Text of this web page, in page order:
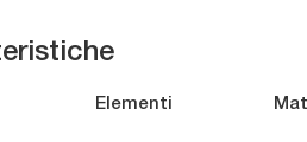
Elementi